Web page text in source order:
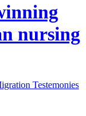
nursing
Testemonies